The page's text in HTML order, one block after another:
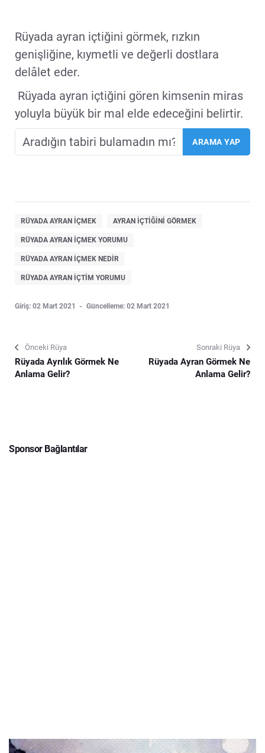
Rüyada ayran içtiğini görmek, rızkın
genişliğine, kıymetli ve değerli dostlara
delâlet eder.
Rüyada ayran içtiğini gören kimsenin miras
yoluyla büyük bir mal elde edeceğini belirtir.
RÜYADA AYRAN IÇMEK AYRAN IÇTIĞINI GÖRMEK
RÜYADA AYRAN IÇMEK YORUMU
RÜYADA AYRAN IÇMEK NEDIR
RÜYADA AYRAN IÇTIM YORUMU
Giriş: 02 Mart 2021 Güncelleme: 02 Mart 2021
Önceki Rüya
Rüyada Ayrılık Görmek Ne
Anlama Gelir?
Sonraki Rüya
Rüyada Ayran Görmek Ne
Anlama Gelir?
Sponsor Bağlantılar